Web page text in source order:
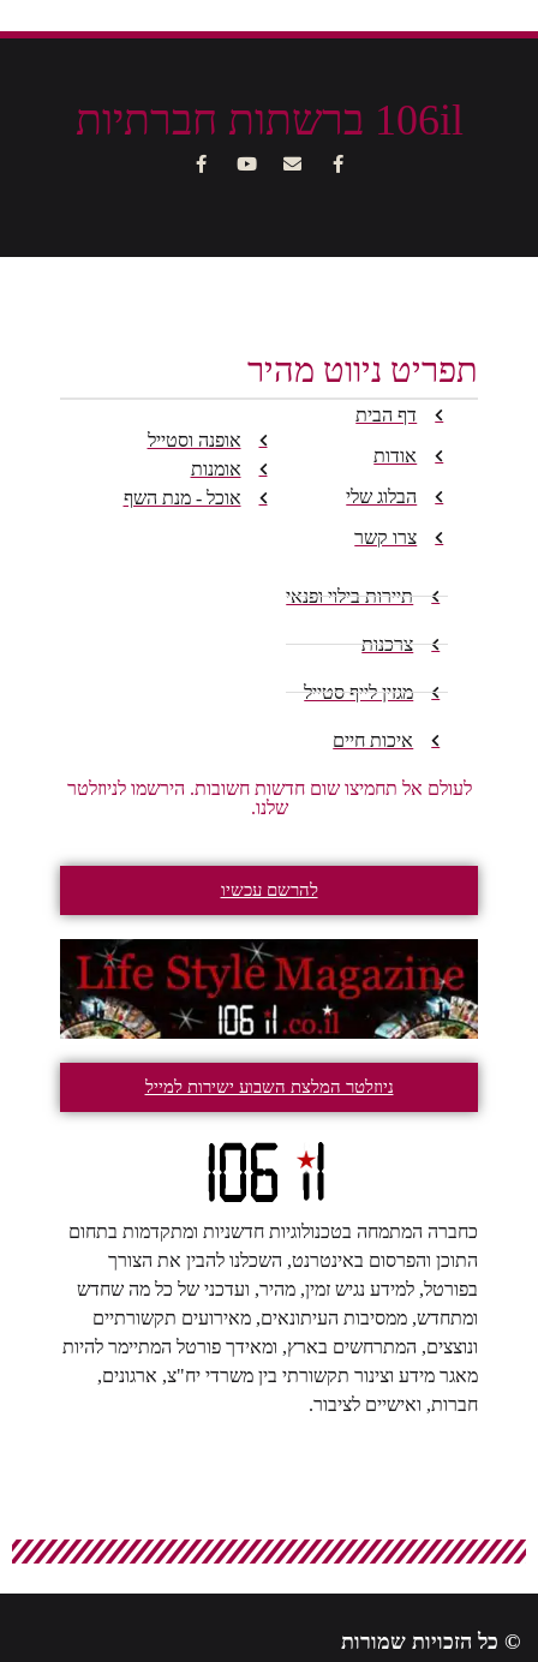
106il ברשתות חברתיות
תפריט ניווט מהיר
דף הבית
אודות
הבלוג שלי
צרו קשר
אופנה וסטייל
אומנות
אוכל - מנת השף
תיירות בילוי ופנאי
צרכנות
מגזין לייף סטייל
איכות חיים
לעולם אל תחמיצו שום חדשות חשובות. הירשמו לניוזלטר
שלנו.
להרשם עכשיו
ניוזלטר המלצת השבוע ישירות למייל
כחברה המתמחה בטכנולוגיות חדשניות ומתקדמות בתחום
התוכן והפרסום באינטרנט, השכלנו להבין את הצורך
בפורטל, למידע נגיש זמין, מהיר, ועדכני של כל מה שחדש
ומתחדש, ממסיבות העיתונאים, מאירועים תקשורתיים
ונוצצים, המתרחשים בארץ, ומאידך פורטל המתיימר להיות
מאגר מידע וצינור תקשורתי בין משרדי יח"צ, ארגונים,
חברות, ואישיים לציבור.
© כל הזכויות שמורות